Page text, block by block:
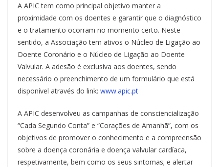
A APIC tem como principal objetivo manter a
proximidade com os doentes e garantir que o diagnóstico
e o tratamento ocorram no momento certo. Neste
sentido, a Associação tem ativos o Núcleo de Ligação ao
Doente Coronário e o Núcleo de Ligação ao Doente
Valvular. A adesão é exclusiva aos doentes, sendo
necessário o preenchimento de um formulário que está
disponível através do link: www.apic.pt
A APIC desenvolveu as campanhas de consciencialização
“Cada Segundo Conta” e “Corações de Amanhã”, com os
objetivos de promover o conhecimento e a compreensão
sobre a doença coronária e doença valvular cardíaca,
respetivamente, bem como os seus sintomas; e alertar